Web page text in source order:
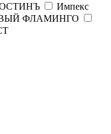
Импекс
ФЛАМИНГО